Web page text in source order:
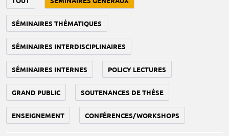
SÉMINAIRES THÉMATIQUES
SÉMINAIRES INTERDISCIPLINAIRES
SÉMINAIRES INTERNES POLICY LECTURES
GRAND PUBLIC SOUTENANCES DE THÈSE
ENSEIGNEMENT CONFÉRENCES/WORKSHOPS